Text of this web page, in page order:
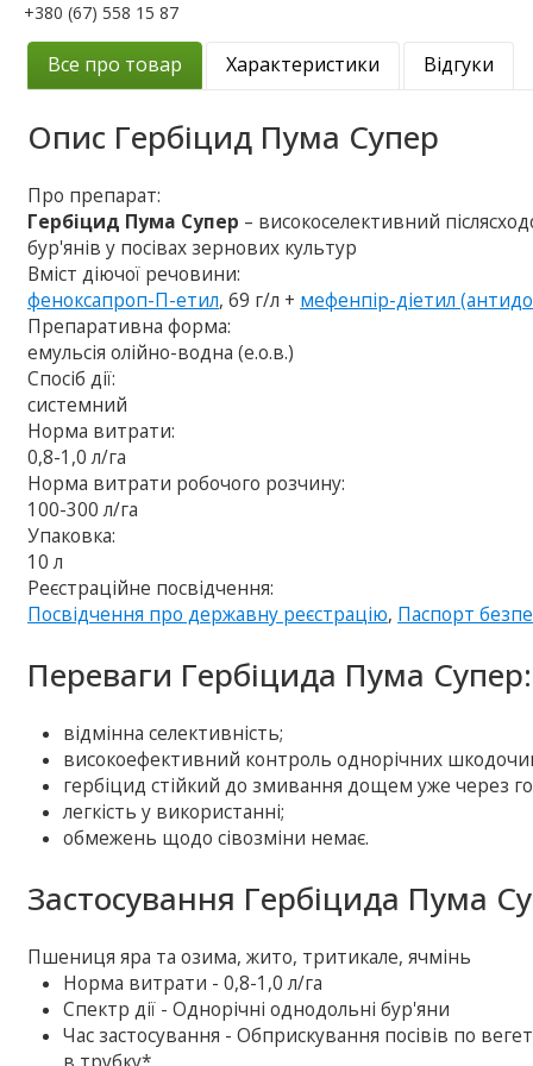
+380 (67) 558 15 87
Все про товар Характеристики Відгуки
Опис Гербіцид Пума Супер
Про препарат:
Гербіцид Пума Супер – високоселективний
бур'янів у посівах зернових культур
Вміст діючої речовини:
феноксапроп-П-етил, 69 г/л + мефенпір-діетил
Препаративна форма:
емульсія олійно-водна (е.о.в.)
Спосіб дії:
системний
Норма витрати:
0,8-1,0 л/га
Норма витрати робочого розчину:
100-300 л/га
Упаковка:
10 л
Реєстраційне посвідчення:
Посвідчення про державну реєстрацію, Паспорт
Переваги Гербіцида Пума Супер:
відмінна селективність;
високоефективний контроль однорічних
гербіцид стійкий до змивання дощем уже через
легкість у використанні;
обмежень щодо сівозміни немає.
Застосування Гербіцида Пума
Пшениця яра та озима, жито, тритикале, ячмінь
Норма витрати - 0,8-1,0 л/га
Спектр дії - Однорічні однодольні бур'яни
Час застосування - Обприскування посівів по